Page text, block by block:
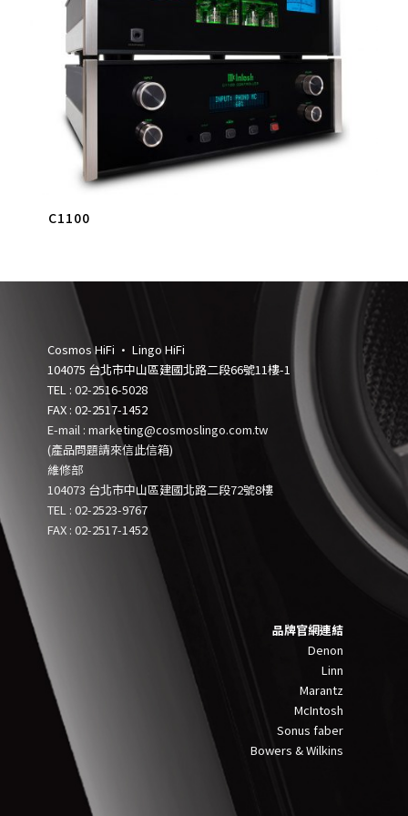
C1100
Cosmos HiFi • Lingo HiFi
104075 台北市中山區建國北路二段66號11樓-1
TEL :02-2516-5028
FAX : 02-2517-1452
E-mail : marketing@cosmoslingo.com.tw
(產品問題請來信此信箱)
維修部
104073 台北市中山區建國北路二段72號8樓
TEL :02-2523-9767
FAX : 02-2517-1452
品牌官網連結
Denon
Linn
Marantz
McIntosh
Sonus faber
Bowers & Wilkins